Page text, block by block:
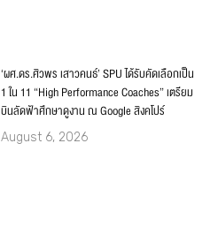
‘ผศ.ดร.ศิวพร เสาวคนธ์’ SPU ได้รับคัดเลือกเป็น
1 ใน 11 “High Performance Coaches” เตรียม
บินลัดฟ้าศึกษาดูงาน ณ Google สิงคโปร์
August 6, 2026